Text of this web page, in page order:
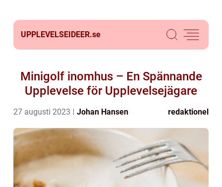
UPPLEVELSEIDEER.se
Minigolf inomhus – En Spännande
Upplevelse för Upplevelsejägare
27 augusti 2023 Johan Hansen redaktionel